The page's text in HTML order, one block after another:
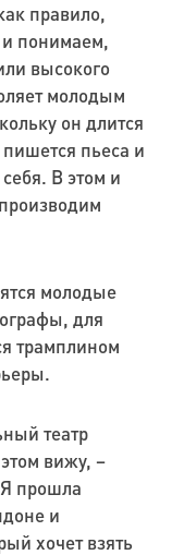
правило,
и понимаем,
высокого
молодым
он длится
пишется пьеса и
В этом и
молодые
для
трамплином
театр
вижу, –
прошла
и
хочет взять